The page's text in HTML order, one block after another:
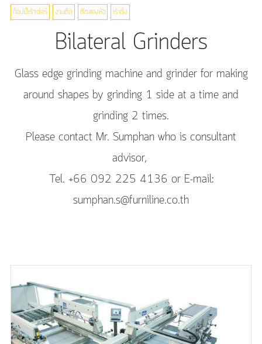
ก็อปปี้เร้าเต้อร์ งานตัด ตัดสองหัว เร้าติ้ง
Bilateral Grinders
Glass edge grinding machine and grinder for making
around shapes by grinding 1 side at a time and
grinding 2 times.
Please contact Mr. Sumphan who is consultant
advisor,
Tel. +66 092 225 4136 or E-mail:
sumphan.s@furniline.co.th